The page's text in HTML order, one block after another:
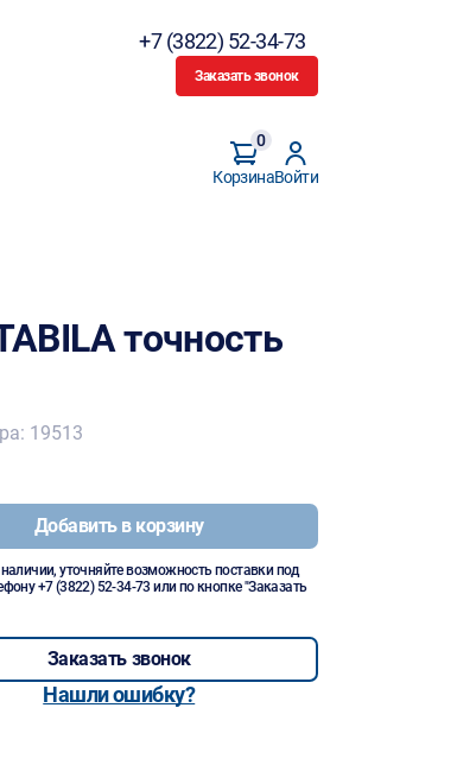
+7 (3822) 52-34-73
Заказать звонок
Корзина
0
Войти
точность
19513
Добавить в корзину
уточняйте возможность поставки под
+7 (3822) 52-34-73 или по кнопке "Заказать
Заказать звонок
Нашли ошибку?